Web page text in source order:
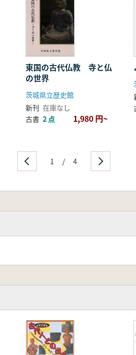
東国の古代仏教 寺と仏
の世界
茨城県立歴史館
新刊 在庫なし
古書 2 点 1,980 円~
1 / 4